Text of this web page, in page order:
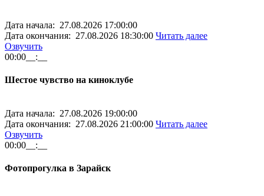
Дата начала: 27.08.2026 17:00:00
Дата окончания: 27.08.2026 18:30:00 Читать далее
Озвучить
00:00 __:__
Шестое чувство на киноклубе
Дата начала: 27.08.2026 19:00:00
Дата окончания: 27.08.2026 21:00:00 Читать далее
Озвучить
00:00 __:__
Фотопрогулка в Зарайск